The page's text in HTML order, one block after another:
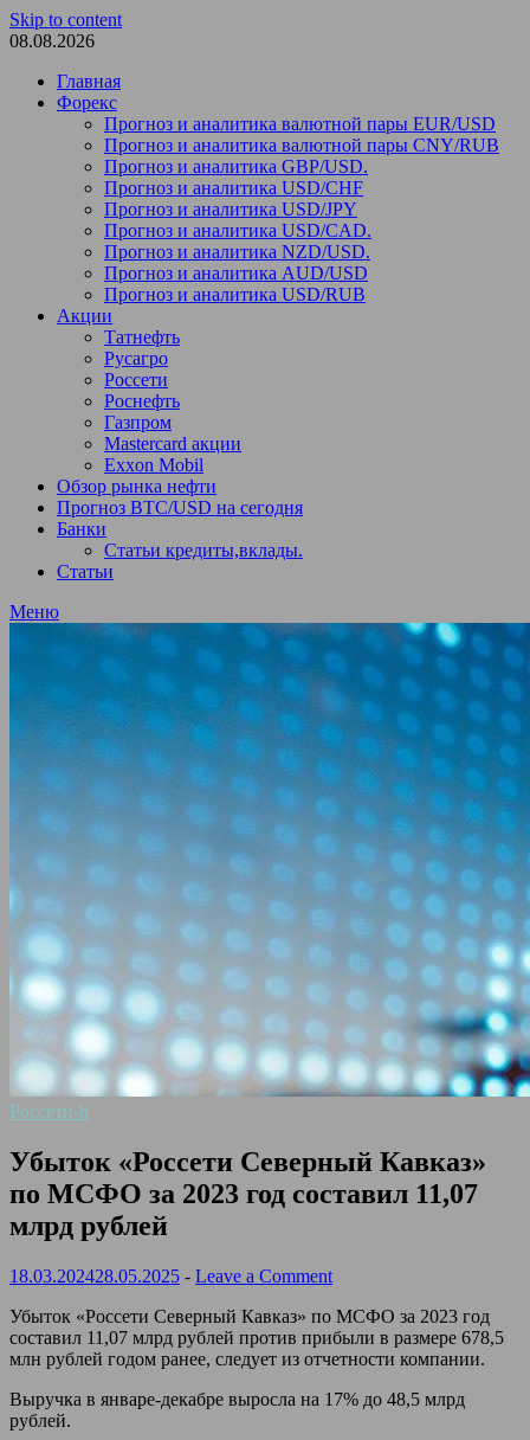
Skip to content
08.08.2026
Главная
Форекс
Прогноз и аналитика валютной пары EUR/USD
Прогноз и аналитика валютной пары CNY/RUB
Прогноз и аналитика GBP/USD.
Прогноз и аналитика USD/CHF
Прогноз и аналитика USD/JPY
Прогноз и аналитика USD/CAD.
Прогноз и аналитика NZD/USD.
Прогноз и аналитика AUD/USD
Прогноз и аналитика USD/RUB
Акции
Татнефть
Русагро
Россети
Роснефть
Газпром
Mastercard акции
Exxon Mobil
Обзор рынка нефти
Прогноз BTC/USD на сегодня
Банки
Статьи кредиты,вклады.
Статьи
Меню
Россети-h
Убыток «Россети Северный Кавказ»
по МСФО за 2023 год составил 11,07
млрд рублей
18.03.202428.05.2025 - Leave a Comment
Убыток «Россети Северный Кавказ» по МСФО за 2023 год
составил 11,07 млрд рублей против прибыли в размере 678,5
млн рублей годом ранее, следует из отчетности компании.
Выручка в январе-декабре выросла на 17% до 48,5 млрд
рублей.